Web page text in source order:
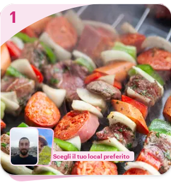
1
Scegli il tuo local preferito